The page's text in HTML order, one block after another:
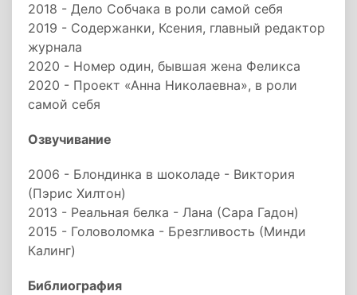
2018 - Дело Собчака в роли самой себя
2019 - Содержанки, Ксения, главный редактор
журнала
2020 - Номер один, бывшая жена Феликса
2020 - Проект «Анна Николаевна», в роли
самой себя
Озвучивание
2006 - Блондинка в шоколаде - Виктория
(Пэрис Хилтон)
2013 - Реальная белка - Лана (Сара Гадон)
2015 - Головоломка - Брезгливость (Минди
Калинг)
Библиография